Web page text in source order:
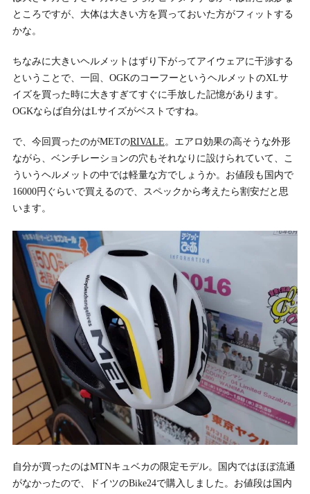
ところですが、大体は大きい方を買っておいた方がフィットする
かな。
ちなみに大きいヘルメットはずり下がってアイウェアに干渉する
ということで、一回、OGKのコーフーというヘルメットのXLサ
イズを買った時に大きすぎてすぐに手放した記憶があります。
OGKならば自分はLサイズがベストですね。
で、今回買ったのがMETのRIVALE。エアロ効果の高そうな外形
ながら、ベンチレーションの穴もそれなりに設けられていて、こ
ういうヘルメットの中では軽量な方でしょうか。お値段も国内で
16000円ぐらいで買えるので、スペックから考えたら割安だと思
います。
自分が買ったのはMTNキュベカの限定モデル。国内ではほぼ流通
がなかったので、ドイツのBike24で購入しました。お値段は国内